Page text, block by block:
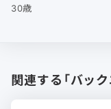
30歳
関連する「バッ